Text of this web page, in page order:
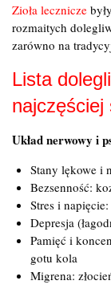
Zioła lecznicze
rozmaitych
zarówno na
Lista
najczęściej
Układ nerwowy i
Stany lękowe i
Bezsenność:
Stres i
Depresja
Pamięć i
gotu kola
Migrena: